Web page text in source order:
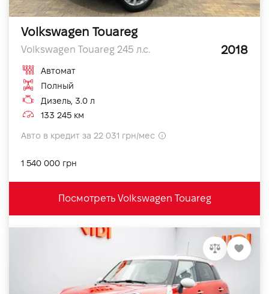
Volkswagen Touareg
Volkswagen Touareg 245 л.с. 2018
Автомат
Полный
Дизель, 3.0 л
133 245 км
Авто в кредит за 22 031 грн/мес
1 540 000 грн
Посмотреть Volkswagen Touareg